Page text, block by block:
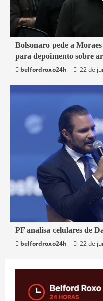
3 min read
Brasil
Bolsonaro pede a
para depoimento sobre
belfordroxo24h
22 de
3 min read
Brasil
PF analisa celulares de
belfordroxo24h
22 de